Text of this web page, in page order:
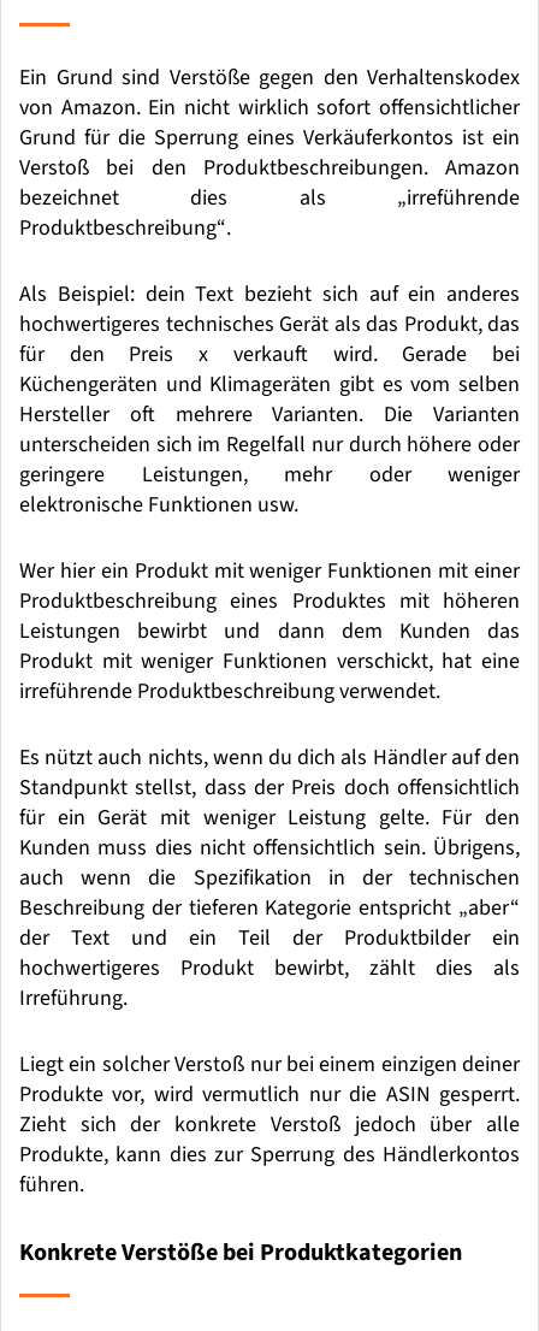
Ein Grund sind Verstöße gegen den Verhaltenskodex
von Amazon. Ein nicht wirklich sofort offensichtlicher
Grund für die Sperrung eines Verkäuferkontos ist ein
Verstoß bei den Produktbeschreibungen. Amazon
bezeichnet dies als „irreführende
Produktbeschreibung“.
Als Beispiel: dein Text bezieht sich auf ein anderes
hochwertigeres technisches Gerät als das Produkt, das
für den Preis x verkauft wird. Gerade bei
Küchengeräten und Klimageräten gibt es vom selben
Hersteller oft mehrere Varianten. Die Varianten
unterscheiden sich im Regelfall nur durch höhere oder
geringere Leistungen, mehr oder weniger
elektronische Funktionen usw.
Wer hier ein Produkt mit weniger Funktionen mit einer
Produktbeschreibung eines Produktes mit höheren
Leistungen bewirbt und dann dem Kunden das
Produkt mit weniger Funktionen verschickt, hat eine
irreführende Produktbeschreibung verwendet.
Es nützt auch nichts, wenn du dich als Händler auf den
Standpunkt stellst, dass der Preis doch offensichtlich
für ein Gerät mit weniger Leistung gelte. Für den
Kunden muss dies nicht offensichtlich sein. Übrigens,
auch wenn die Spezifikation in der technischen
Beschreibung der tieferen Kategorie entspricht „aber“
der Text und ein Teil der Produktbilder ein
hochwertigeres Produkt bewirbt, zählt dies als
Irreführung.
Liegt ein solcher Verstoß nur bei einem einzigen deiner
Produkte vor, wird vermutlich nur die ASIN gesperrt.
Zieht sich der konkrete Verstoß jedoch über alle
Produkte, kann dies zur Sperrung des Händlerkontos
führen.
Konkrete Verstöße bei Produktkategorien